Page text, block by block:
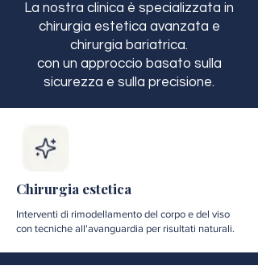
La nostra clinica è specializzata in
chirurgia estetica avanzata e
chirurgia bariatrica.
con un approccio basato sulla
sicurezza e sulla precisione.
Chirurgia estetica
Interventi di rimodellamento del corpo e del viso
con tecniche all'avanguardia per risultati naturali.